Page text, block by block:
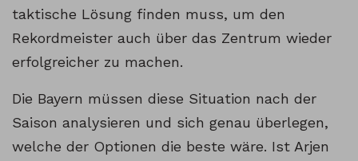
taktische Lösung finden muss, um den
Rekordmeister auch über das Zentrum wieder
erfolgreicher zu machen.
Die Bayern müssen diese Situation nach der
Saison analysieren und sich genau überlegen,
welche der Optionen die beste wäre. Ist Arjen